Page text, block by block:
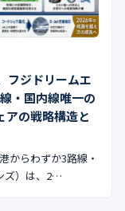
フジドリームエ
・国内線唯一の
アの戦略構造と
からわずか3路線・
ズ）は、2…